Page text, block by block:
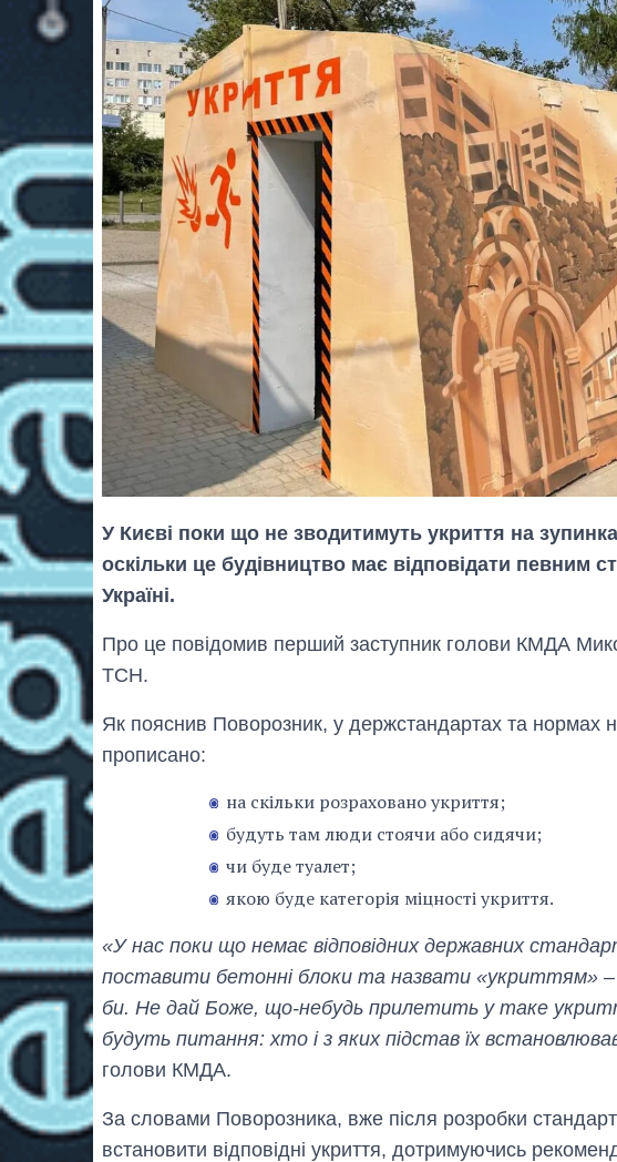
У Києві поки що не зводитимуть укриття на
оскільки це будівництво має відповідати певним
Україні.
Про це повідомив перший заступник голови КМДА
ТСН.
Як пояснив Поворозник, у держстандартах та нормах
прописано:
на скільки розраховано укриття;
будуть там люди стоячи або сидячи;
чи буде туалет;
якою буде категорія міцності укриття.
«У нас поки що немає відповідних державних
поставити бетонні блоки та назвати «укриттям» –
би. Не дай Боже, що-небудь прилетить у таке
будуть питання: хто і з яких підстав їх
голови КМДА.
За словами Поворозника, вже після розробки
встановити відповідні укриття, дотримуючись